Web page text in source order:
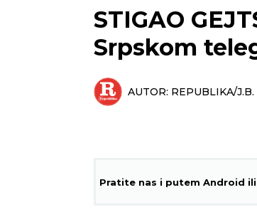
STIGAO
Srpskom
AUTOR: REPUBLIKA/J.B.
Pratite nas i putem Android